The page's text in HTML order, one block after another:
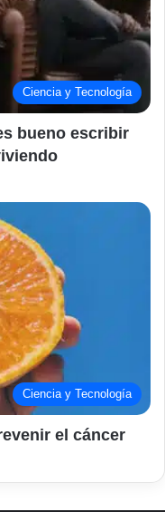
Ciencia y Tecnología
bueno escribir
Ciencia y Tecnología
el cáncer